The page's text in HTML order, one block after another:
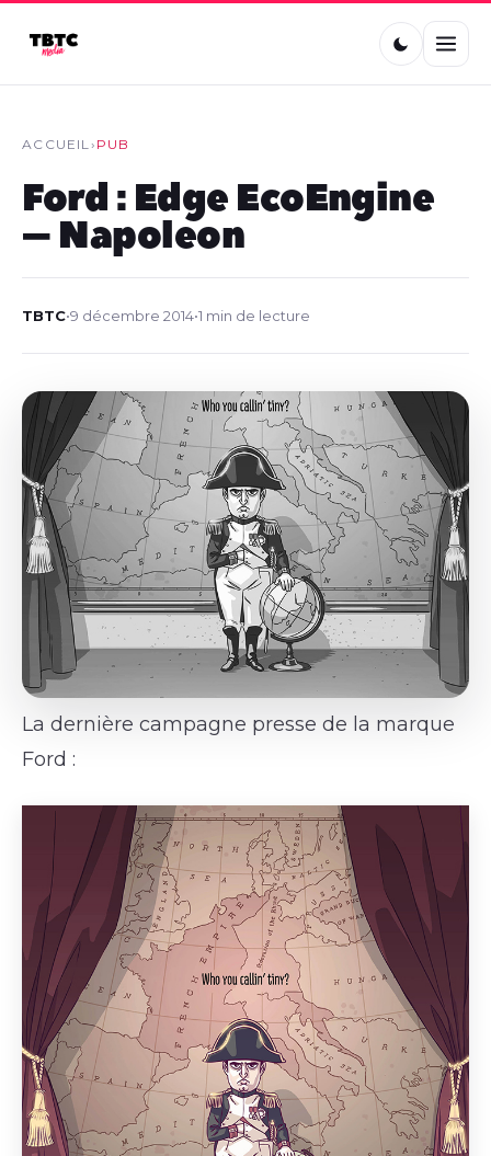
ACCUEIL› PUB
Ford : Edge EcoEngine
– Napoleon
TBTC•9 décembre 2014•1 min de lecture
La dernière campagne presse de la marque
Ford :